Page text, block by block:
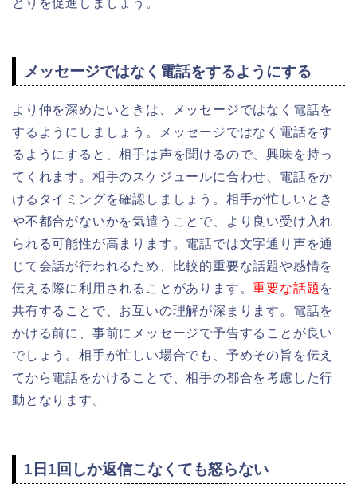
メッセージではなく電話をするようにする
より仲を深めたいときは、メッセージではなく電話を
するようにしましょう。メッセージではなく電話をす
るようにすると、相手は声を聞けるので、興味を持っ
てくれます。相手のスケジュールに合わせ、電話をか
けるタイミングを確認しましょう。相手が忙しいとき
や不都合がないかを気遣うことで、より良い受け入れ
られる可能性が高まります。電話では文字通り声を通
じて会話が行われるため、比較的重要な話題や感情を
伝える際に利用されることがあります。重要な話題 を
共有することで、お互いの理解が深まります。電話を
かける前に、事前にメッセージで予告することが良い
でしょう。相手が忙しい場合でも、予めその旨を伝え
てから電話をかけることで、相手の都合を考慮した行
動となります。
1日1回しか返信こなくても怒らない